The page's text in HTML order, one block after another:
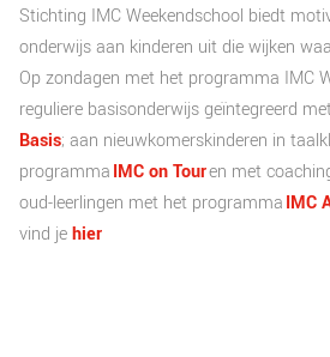
Stichting IMC Weekendschool biedt
onderwijs aan kinderen uit die wijken
Op zondagen met het programma IMC
reguliere basisonderwijs geïntegreerd
Basis; aan nieuwkomerskinderen in
programmaIMC on Touren met
oud-leerlingen met het programmaIMC
vind jehier